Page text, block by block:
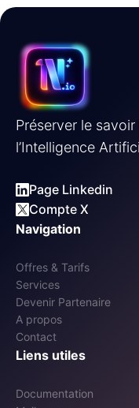
Préserver le savoir
l’Intelligence
Page Linkedin
Compte X
Navigation
Offres & Tarifs
Services
Devenir Partenaire
A propos
Contact
Liens utiles
Documentation